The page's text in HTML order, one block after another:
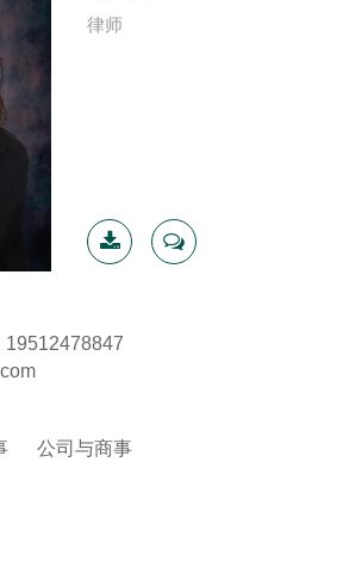
律师
19512478847
公司与商事